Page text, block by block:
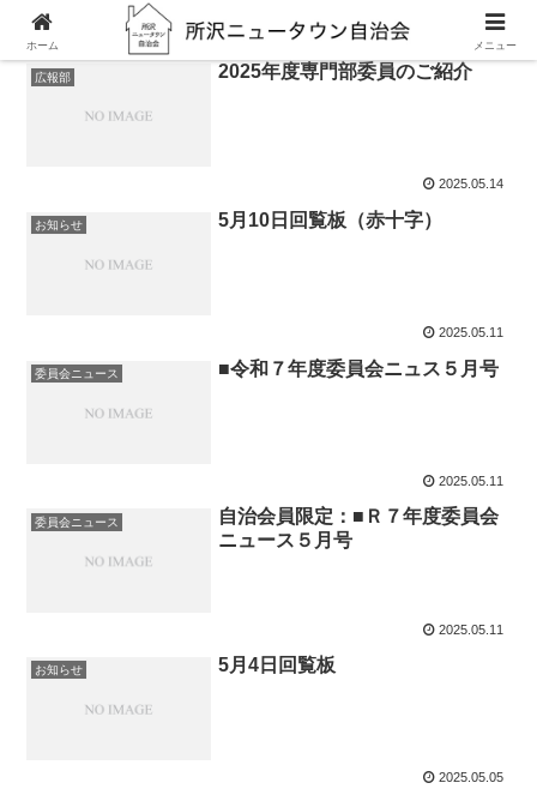
広報部 2025年度専門部委員のご紹介
2025.05.14
お知らせ 5月10日回覧板（赤十字）
2025.05.11
委員会ニュース ■令和７年度委員会ニュス５月号
2025.05.11
委員会ニュース
自治会員限定：■Ｒ７年度委員会
ニュース５月号
2025.05.11
お知らせ 5月4日回覧板
2025.05.05
ホーム メニュー